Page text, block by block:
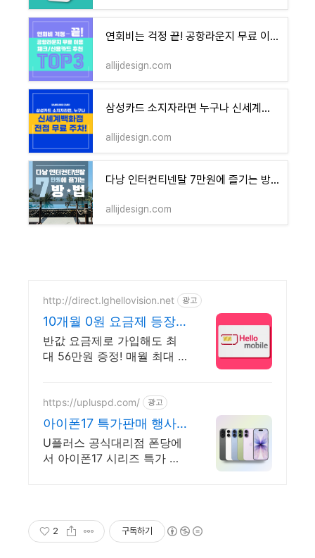
연회비는 걱정 끝! 공항라운지 무료 이용 체크/신용카드 추천 TOP3
allijdesign.com
삼성카드 소지자라면 누구나 신세계백화점 주차비 걱정 끝! 무료주차 혜택을 만나보세요
allijdesign.com
다낭 인터컨티넨탈 7만원에 즐기는 방법
allijdesign.com
http://direct.lghellovision.net 광고
10개월 0원 요금제 등장
편의점 유심, 이심 즉시개
통
반값 요금제로 가입해도 최
대 56만원 증정! 매월 최대 7
https://upluspd.com/ 광고
아이폰17 특가판매 행사
중 LG 유플러스 공식인증
대리점
U플러스 공식대리점 폰당에
서 아이폰17 시리즈 특가 프
2 구독하기